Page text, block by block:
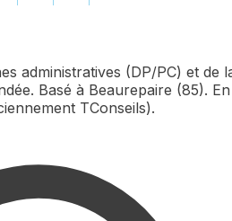
administratives (DP/PC) et de
Basé à Beaurepaire (85). En
TConseils).